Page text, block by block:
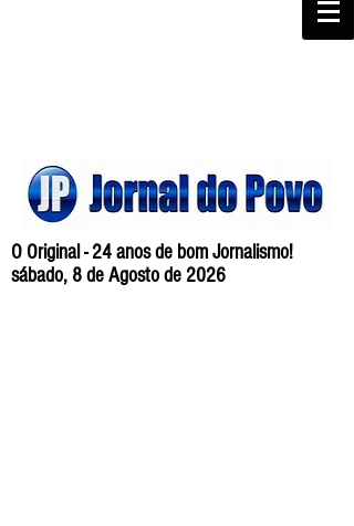
O Original - 24 anos de bom Jornalismo!
sábado, 8 de Agosto de 2026